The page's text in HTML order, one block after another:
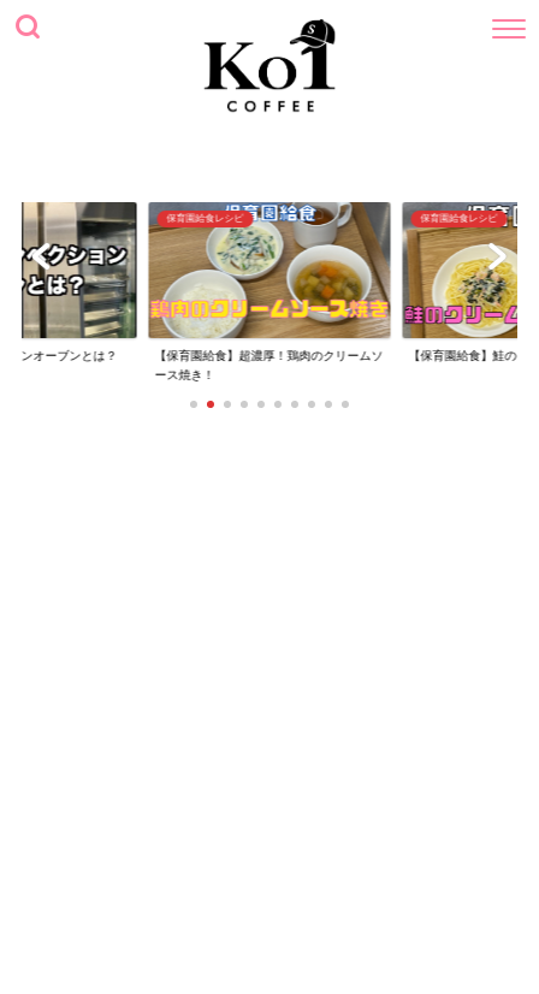
ョンオーブンとは？
保育園給食レシピ
【保育園給食】超濃厚！鶏肉のクリームソ
ース焼き！
保育園給食レシピ
【保育園給食】鮭のク